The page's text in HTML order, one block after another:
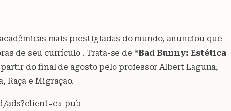
mais prestigiadas do mundo, anunciou que
de seu currículo . Trata-se de “Bad Bunny: Estética
do final de agosto pelo professor Albert Laguna,
Raça e Migração.
ads?client=ca-pub-